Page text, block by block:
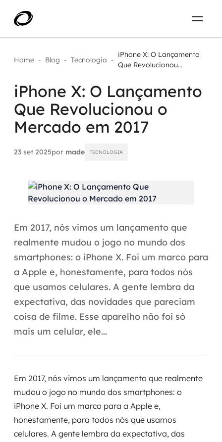
Aplicar IA com impacto real
AI / Machine Learning
IA Generativa
Aceleradores de IA
Automação inteligente
Integração de IA
RPA e hiperautomação
AI Day
Transformar dados em decisão
Data Analytics
Data Platforms
Business Intelligence
Data Lakes & Warehouses
Projetos
Home - Blog - Tecnologia -
iPhone X: O Lançamento
Que Revolucionou...
iPhone X: O Lançamento
Que Revolucionou o
Mercado em 2017
23 set 2025por made TECNOLOGIA
Em 2017, nós vimos um lançamento que
realmente mudou o jogo no mundo dos
smartphones: o iPhone X. Foi um marco para
a Apple e, honestamente, para todos nós
que usamos celulares. A gente lembra da
expectativa, das novidades que pareciam
coisa de filme. Esse aparelho não foi só
mais um celular, ele...
Em 2017, nós vimos um lançamento que realmente
mudou o jogo no mundo dos smartphones: o
iPhone X. Foi um marco para a Apple e,
honestamente, para todos nós que usamos
celulares. A gente lembra da expectativa, das